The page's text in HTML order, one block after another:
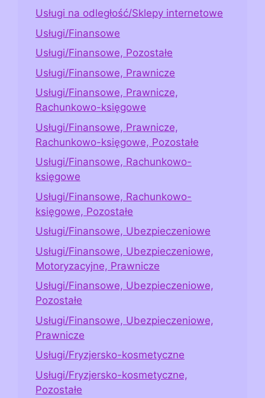
Usługi na odległość/Sklepy internetowe
Usługi/Finansowe
Usługi/Finansowe, Pozostałe
Usługi/Finansowe, Prawnicze
Usługi/Finansowe, Prawnicze,
Rachunkowo-księgowe
Usługi/Finansowe, Prawnicze,
Rachunkowo-księgowe, Pozostałe
Usługi/Finansowe, Rachunkowo-
księgowe
Usługi/Finansowe, Rachunkowo-
księgowe, Pozostałe
Usługi/Finansowe, Ubezpieczeniowe
Usługi/Finansowe, Ubezpieczeniowe,
Motoryzacyjne, Prawnicze
Usługi/Finansowe, Ubezpieczeniowe,
Pozostałe
Usługi/Finansowe, Ubezpieczeniowe,
Prawnicze
Usługi/Fryzjersko-kosmetyczne
Usługi/Fryzjersko-kosmetyczne,
Pozostałe